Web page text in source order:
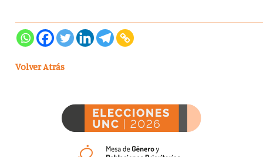
Volver Atrás